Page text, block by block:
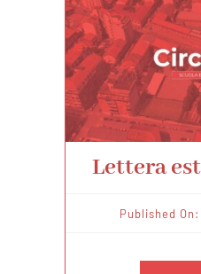
Lettera
Published On: